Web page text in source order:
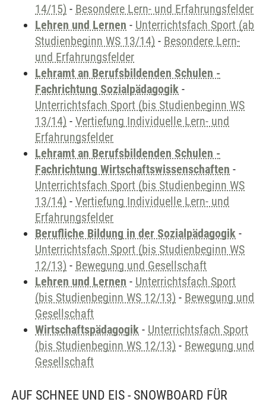
14/15) - Besondere Lern- und Erfahrungsfelder
Lehren und Lernen - Unterrichtsfach Sport (ab
Studienbeginn WS 13/14) - Besondere Lern-
und Erfahrungsfelder
Lehramt an Berufsbildenden Schulen -
Fachrichtung Sozialpädagogik -
Unterrichtsfach Sport (bis Studienbeginn WS
13/14) - Vertiefung Individuelle Lern- und
Erfahrungsfelder
Lehramt an Berufsbildenden Schulen -
Fachrichtung Wirtschaftswissenschaften -
Unterrichtsfach Sport (bis Studienbeginn WS
13/14) - Vertiefung Individuelle Lern- und
Erfahrungsfelder
Berufliche Bildung in der Sozialpädagogik -
Unterrichtsfach Sport (bis Studienbeginn WS
12/13) - Bewegung und Gesellschaft
Lehren und Lernen - Unterrichtsfach Sport
(bis Studienbeginn WS 12/13) - Bewegung und
Gesellschaft
Wirtschaftspädagogik - Unterrichtsfach Sport
(bis Studienbeginn WS 12/13) - Bewegung und
Gesellschaft
AUF SCHNEE UND EIS - SNOWBOARD FÜR